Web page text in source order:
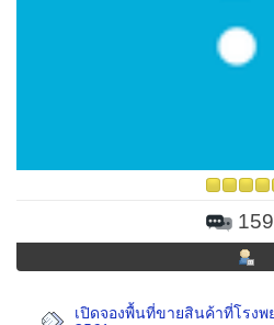
เปิดจองพื้นที่ขายสินค้าที่โรง